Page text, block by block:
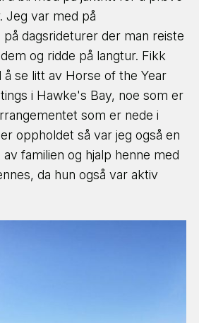
Jeg var med på
dagsrideturer der man reiste
og ridde på langtur. Fikk
å se litt av Horse of the Year
i Hawke's Bay, noe som er
som er nede i
oppholdet så var jeg også en
familien og hjalp henne med
da hun også var aktiv
du om å